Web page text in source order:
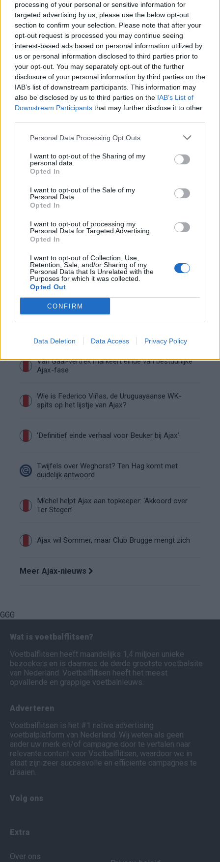
processing of your personal or sensitive information for
targeted advertising by us, please use the below opt-out
section to confirm your selection. Please note that after your
opt-out request is processed you may continue seeing
interest-based ads based on personal information utilized by
us or personal information disclosed to third parties prior to
your opt-out. You may separately opt-out of the further
disclosure of your personal information by third parties on the
IAB’s list of downstream participants. This information may
also be disclosed by us to third parties on the IAB’s List of
Downstream Participants that may further disclose it to other
Personal Data Processing Opt Outs
I want to opt-out of the Sharing of my
personal data.
Opted In
I want to opt-out of the Sale of my
Personal Data.
Opted In
I want to opt-out of processing my
Personal Data for Targeted Advertising.
Opted In
I want to opt-out of Collection, Use,
Retention, Sale, and/or Sharing of my
Personal Data that Is Unrelated with the
Purposes for which it was collected.
Opted Out
CONFIRM
Data Deletion Data Access Privacy Policy
Kritiek op Engels van Míchel genuanceerd: ‘Ajax-
spelers snappen dat echt wel’
De eerste Míchel-dagen bij Ajax: Blind coacht,
Gloukh krijgt standje en Ceballos wordt gebeld
Steur kiest voor Newcastle na gemiste
duidelijkheid bij Ajax
Blind kan bij Ajax de speler naast Míchel worden
“Twente was toen niet haalbaar”: Weghorst blikt
terug op Ajax-keuze
De transferprioriteiten van Ajax worden steeds
duidelijker
Ajax begint voorbereiding met nederlaag: zo ziet
de route naar PEC eruit
Zo overtuigde PSV Sven Mijnans en bleef Ajax
met lege handen achter
Waarom steeds meer sleutelfiguren Ajax
verlaten
Ajax-aanvoerder’
Van Gaal-vertrek markeert einde van bestuurlijke
Ajax-fase
Wie is Federico Viñas, de Uruguayaanse WK-
spits op het lijstje van Ajax?
‘Definitief einde verhaal voor Beuker bij Ajax’
Twijfels over Weghorst? Ten Hag komt met
duidelijk antwoord
Míchel helpt Ajax aan topkeeper: ‘Akkoord over
Ter Stegen’
Ajax wil Sommer, maar Club Brugge mengt zich
Meer Ajax-nieuws
GGG
Wat is voetbalflitsen?
Voetbalflitsen heeft maandelijks 1,4 miljoen unieke
bezoekers en is daarmee de derde grootste voetbalsite
van Nederland. Voetbalflitsen heeft het meest
opvallende en grappige voetbalnieuws.
Adverteren
Voetbalflitsen is het #1 native advertising
voetbalplatform van Nederland. Wij weten als geen
ander uw merk en/of campagne door te vertalen naar
relevante content voor Voetbalflitsen, waardoor we in
staat zijn zeer succesvolle en efficiënte campagnes te
draaien.
Volg ons
Extra
Over ons